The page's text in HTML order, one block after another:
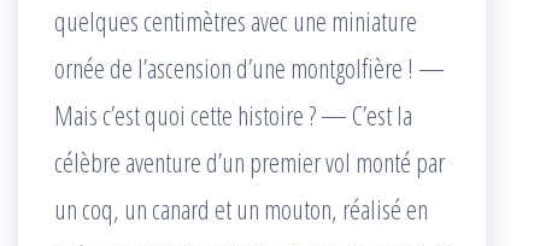
quelques centimètres avec une miniature
ornée de l’ascension d’une montgolfière ! —
Mais c’est quoi cette histoire ? — C’est la
célèbre aventure d’un premier vol monté par
un coq, un canard et un mouton, réalisé en